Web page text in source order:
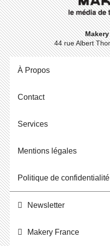
44 rue Albert
À Propos
Contact
Ser­vices
Men­tions légales
Po­li­tique de confidentialité
News­let­ter
Makery France